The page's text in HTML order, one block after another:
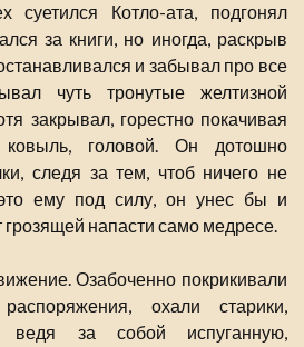
суетился Котло-ата, подгонял
за книги, но иногда, раскрыв
и забывал про все
чуть тронутые желтизной
закрывал, горестно покачивая
головой. Он дотошно
следя за тем, чтоб ничего не
ему под силу, он унес бы и
грозящей напасти само медресе.
Озабоченно покрикивали
охали старики,
ведя за собой испуганную,